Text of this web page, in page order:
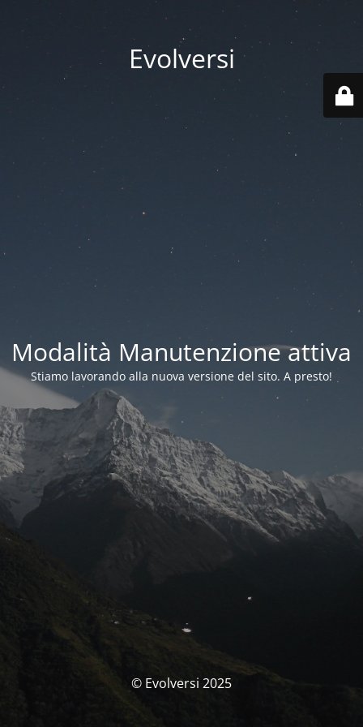
Evolversi
Modalità Manutenzione attiva
Stiamo lavorando alla nuova versione del sito. A presto!
© Evolversi 2025